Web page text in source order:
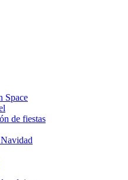
Space
de fiestas